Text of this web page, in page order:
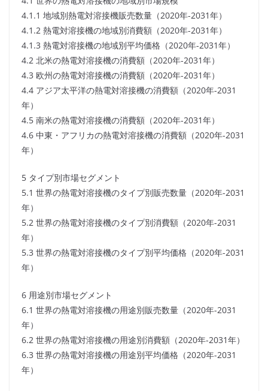
4.1.1 地域別熱電対溶接機販売数量（2020年-2031年）
4.1.2 熱電対溶接機の地域別消費額（2020年-2031年）
4.1.3 熱電対溶接機の地域別平均価格（2020年-2031年）
4.2 北米の熱電対溶接機の消費額（2020年-2031年）
4.3 欧州の熱電対溶接機の消費額（2020年-2031年）
4.4 アジア太平洋の熱電対溶接機の消費額（2020年-2031
年）
4.5 南米の熱電対溶接機の消費額（2020年-2031年）
4.6 中東・アフリカの熱電対溶接機の消費額（2020年-2031
年）
5 タイプ別市場セグメント
5.1 世界の熱電対溶接機のタイプ別販売数量（2020年-2031
年）
5.2 世界の熱電対溶接機のタイプ別消費額（2020年-2031
年）
5.3 世界の熱電対溶接機のタイプ別平均価格（2020年-2031
年）
6 用途別市場セグメント
6.1 世界の熱電対溶接機の用途別販売数量（2020年-2031
年）
6.2 世界の熱電対溶接機の用途別消費額（2020年-2031年）
6.3 世界の熱電対溶接機の用途別平均価格（2020年-2031
年）